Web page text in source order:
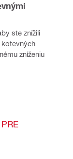
ste znížili
kotevných
zníženiu